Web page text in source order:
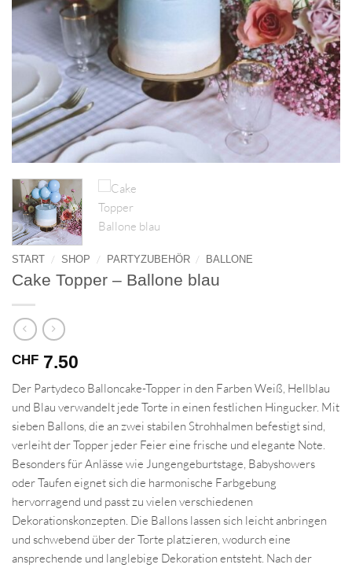
START / SHOP / PARTYZUBEHÖR / BALLONE
Cake Topper – Ballone blau
CHF 7.50
Der Partydeco Balloncake-Topper in den Farben Weiß, Hellblau
und Blau verwandelt jede Torte in einen festlichen Hingucker. Mit
sieben Ballons, die an zwei stabilen Strohhalmen befestigt sind,
verleiht der Topper jeder Feier eine frische und elegante Note.
Besonders für Anlässe wie Jungengeburtstage, Babyshowers
oder Taufen eignet sich die harmonische Farbgebung
hervorragend und passt zu vielen verschiedenen
Dekorationskonzepten. Die Ballons lassen sich leicht anbringen
und schwebend über der Torte platzieren, wodurch eine
ansprechende und langlebige Dekoration entsteht. Nach der